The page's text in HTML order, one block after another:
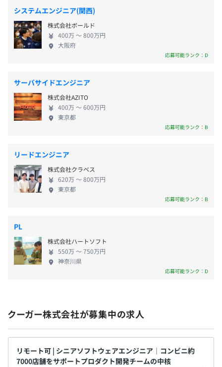
プロジェクトごとに選択
Docker、Terraform
の組織です。
約50%がエンジニアで、AIチーム（NLP・検索・画像認
識・データ分析）、クライアントアプリ、フロントエン
ド、バックエンド、DevOps、QAといった技術領域別にチ
ームがあります。1/4がプロダクト管理、顧客管理などの
各種社会保険完備 （関東ITソフトウェア健康保険組合）
無期雇用
システムエンジニア(関西)
株式会社ボールド
400万 〜 800万円
大阪府
応募可能ランク：D
サーバサイドエンジニア
株式会社AZITO
400万 〜 600万円
東京都
応募可能ランク：B
リードエンジニア
株式会社クラベス
620万 〜 800万円
東京都
応募可能ランク：B
PL
株式会社ハートソフト
550万 〜 750万円
神奈川県
応募可能ランク：D
クーガー株式会社が募集中の求人
リモート可 | シニアソフトウェアエンジニア｜コンビニ約
7000店舗をサポートプロダクト開発チームの中核